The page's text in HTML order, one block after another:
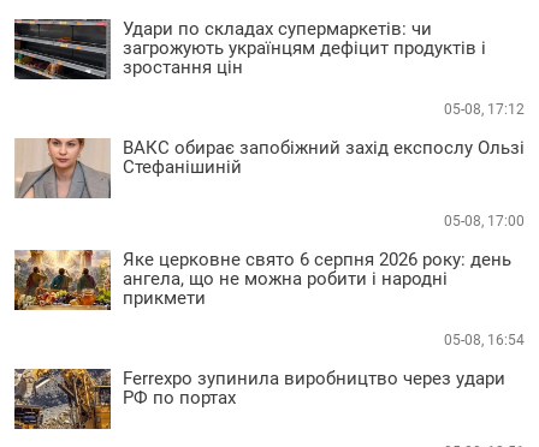
Удари по складах супермаркетів: чи
загрожують українцям дефіцит продуктів і
зростання цін
05-08, 17:12
ВАКС обирає запобіжний захід експослу Ользі
Стефанішиній
05-08, 17:00
Яке церковне свято 6 серпня 2026 року: день
ангела, що не можна робити і народні
прикмети
05-08, 16:54
Ferrexpo зупинила виробництво через удари
РФ по портах